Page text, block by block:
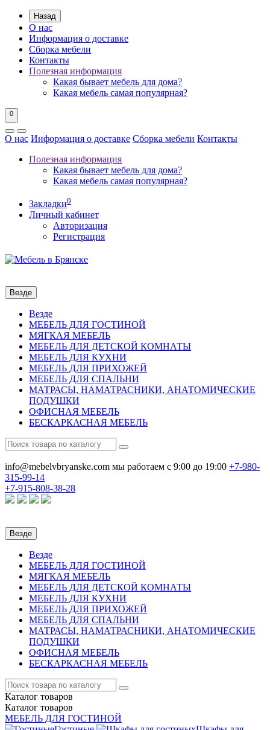
Назад
О нас
Информация о доставке
Сборка мебели
Контакты
Полезная информация
Какая бывает мебель для дома?
Какая мебель самая популярная?
0
О нас Информация о доставке Сборка мебели Контакты
Полезная информация
Какая бывает мебель для дома?
Какая мебель самая популярная?
Закладки0
Личный кабинет
Авторизация
Регистрация
Везде
Везде
МЕБЕЛЬ ДЛЯ ГОСТИНОЙ
МЯГКАЯ МЕБЕЛЬ
МЕБЕЛЬ ДЛЯ ДЕТСКОЙ КОМНАТЫ
МЕБЕЛЬ ДЛЯ КУХНИ
МЕБЕЛЬ ДЛЯ ПРИХОЖЕЙ
МЕБЕЛЬ ДЛЯ СПАЛЬНИ
МАТРАСЫ, НАМАТРАСНИКИ, АНАТОМИЧЕСКИЕ
ПОДУШКИ
ОФИСНАЯ МЕБЕЛЬ
БЕСКАРКАСНАЯ МЕБЕЛЬ
info@mebelvbryanske.com мы работаем с 9:00 до 19:00 +7-980-
315-99-14
+7-915-808-38-28
Везде
Везде
МЕБЕЛЬ ДЛЯ ГОСТИНОЙ
МЯГКАЯ МЕБЕЛЬ
МЕБЕЛЬ ДЛЯ ДЕТСКОЙ КОМНАТЫ
МЕБЕЛЬ ДЛЯ КУХНИ
МЕБЕЛЬ ДЛЯ ПРИХОЖЕЙ
МЕБЕЛЬ ДЛЯ СПАЛЬНИ
МАТРАСЫ, НАМАТРАСНИКИ, АНАТОМИЧЕСКИЕ
ПОДУШКИ
ОФИСНАЯ МЕБЕЛЬ
БЕСКАРКАСНАЯ МЕБЕЛЬ
Каталог товаров
Каталог товаров
МЕБЕЛЬ ДЛЯ ГОСТИНОЙ